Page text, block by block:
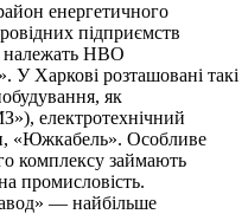
енергетичного
підприємств
належать НВО
У Харкові розташовані такі
як
електротехнічний
«Южкабель». Особливе
комплексу займають
промисловість.
— найбільше